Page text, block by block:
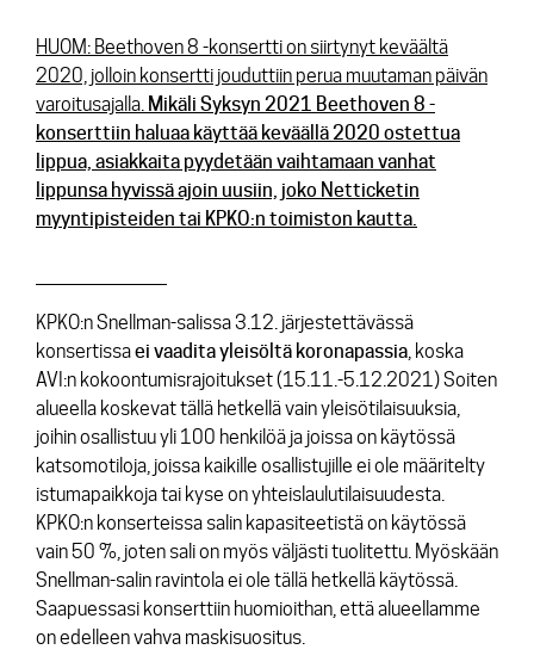
HUOM: Beethoven 8 -konsertti on siirtynyt keväältä
2020, jolloin konsertti jouduttiin perua muutaman päivän
varoitusajalla. Mikäli Syksyn 2021 Beethoven 8 -
konserttiin haluaa käyttää keväällä 2020 ostettua
lippua, asiakkaita pyydetään vaihtamaan vanhat
lippunsa hyvissä ajoin uusiin, joko Netticketin
myyntipisteiden tai KPKO:n toimiston kautta.
KPKO:n Snellman-salissa 3.12. järjestettävässä
konsertissaei vaadita yleisöltä koronapassia, koska
AVI:n kokoontumisrajoitukset (15.11.-5.12.2021) Soiten
alueella koskevat tällä hetkellä vain yleisötilaisuuksia,
joihin osallistuu yli 100 henkilöä ja joissa on käytössä
katsomotiloja, joissa kaikille osallistujille ei ole määritelty
istumapaikkoja tai kyse on yhteislaulutilaisuudesta.
KPKO:n konserteissa salin kapasiteetistä on käytössä
vain 50 %, joten sali on myös väljästi tuolitettu. Myöskään
Snellman-salin ravintola ei ole tällä hetkellä käytössä.
Saapuessasi konserttiin huomioithan, että alueellamme
on edelleen vahva maskisuositus.